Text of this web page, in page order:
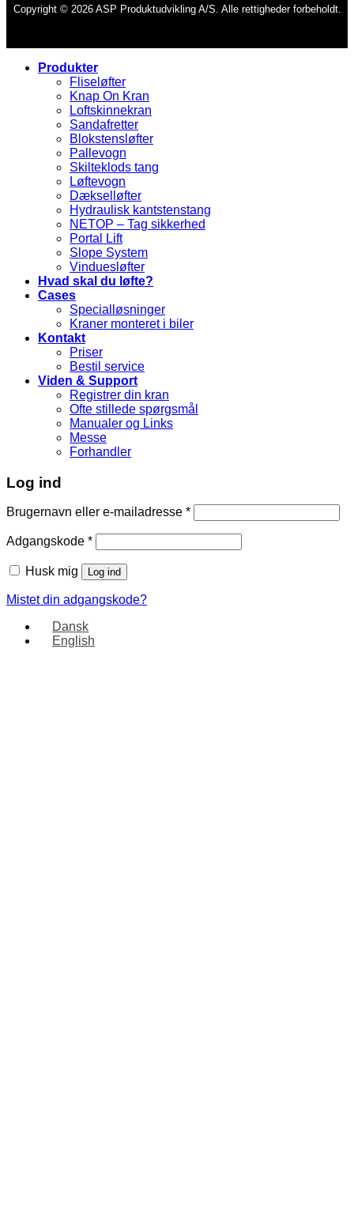
Copyright © 2026 ASP Produktudvikling A/S. Alle rettigheder forbeholdt.
Produkter
Fliseløfter
Knap On Kran
Loftskinnekran
Sandafretter
Blokstensløfter
Pallevogn
Skilteklods tang
Løftevogn
Dækselløfter
Hydraulisk kantstenstang
NETOP – Tag sikkerhed
Portal Lift
Slope System
Vinduesløfter
Hvad skal du løfte?
Cases
Specialløsninger
Kraner monteret i biler
Kontakt
Priser
Bestil service
Viden & Support
Registrer din kran
Ofte stillede spørgsmål
Manualer og Links
Messe
Forhandler
Log ind
Brugernavn eller e-mailadresse *
Adgangskode *
Husk mig Log ind
Mistet din adgangskode?
Dansk
English